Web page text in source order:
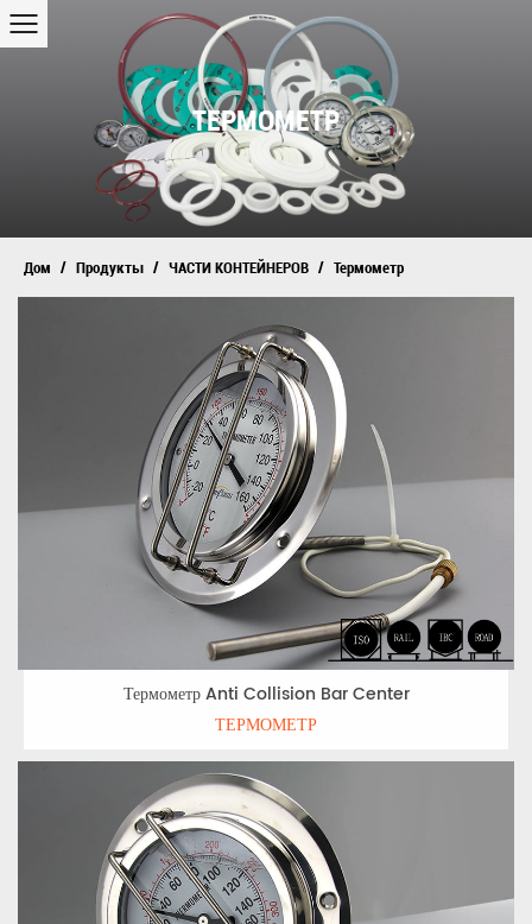
ТЕРМОМЕТР
Дом / Продукты / ЧАСТИ КОНТЕЙНЕРОВ / Термометр
Термометр Anti Collision Bar Center
ТЕРМОМЕТР